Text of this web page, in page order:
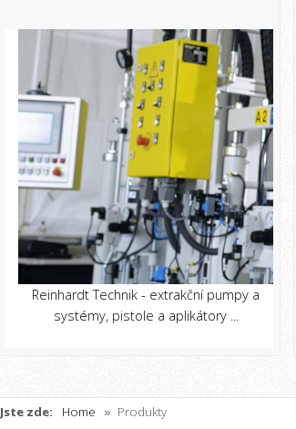
Reinhardt Technik - extrakční pumpy a
systémy, pistole a aplikátory ...
Jste zde: Home Produkty